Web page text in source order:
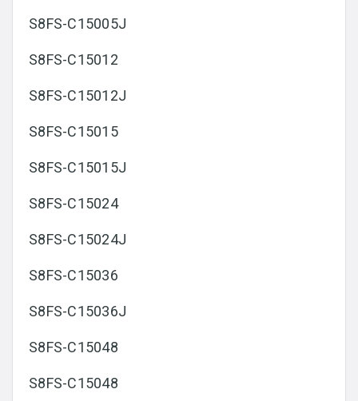
S8FS-C15005J
S8FS-C15012
S8FS-C15012J
S8FS-C15015
S8FS-C15015J
S8FS-C15024
S8FS-C15024J
S8FS-C15036
S8FS-C15036J
S8FS-C15048
S8FS-C15048